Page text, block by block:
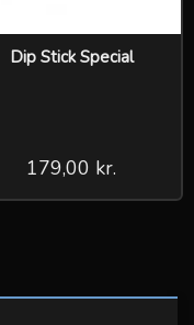
Dip Stick Special
179,00 kr.